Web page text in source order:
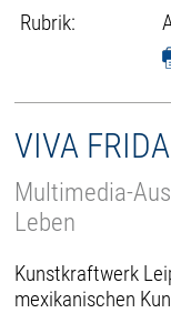
Rubrik:
VIVA
Multimedia-
Leben
Kunstkraftwerk
mexikanischen